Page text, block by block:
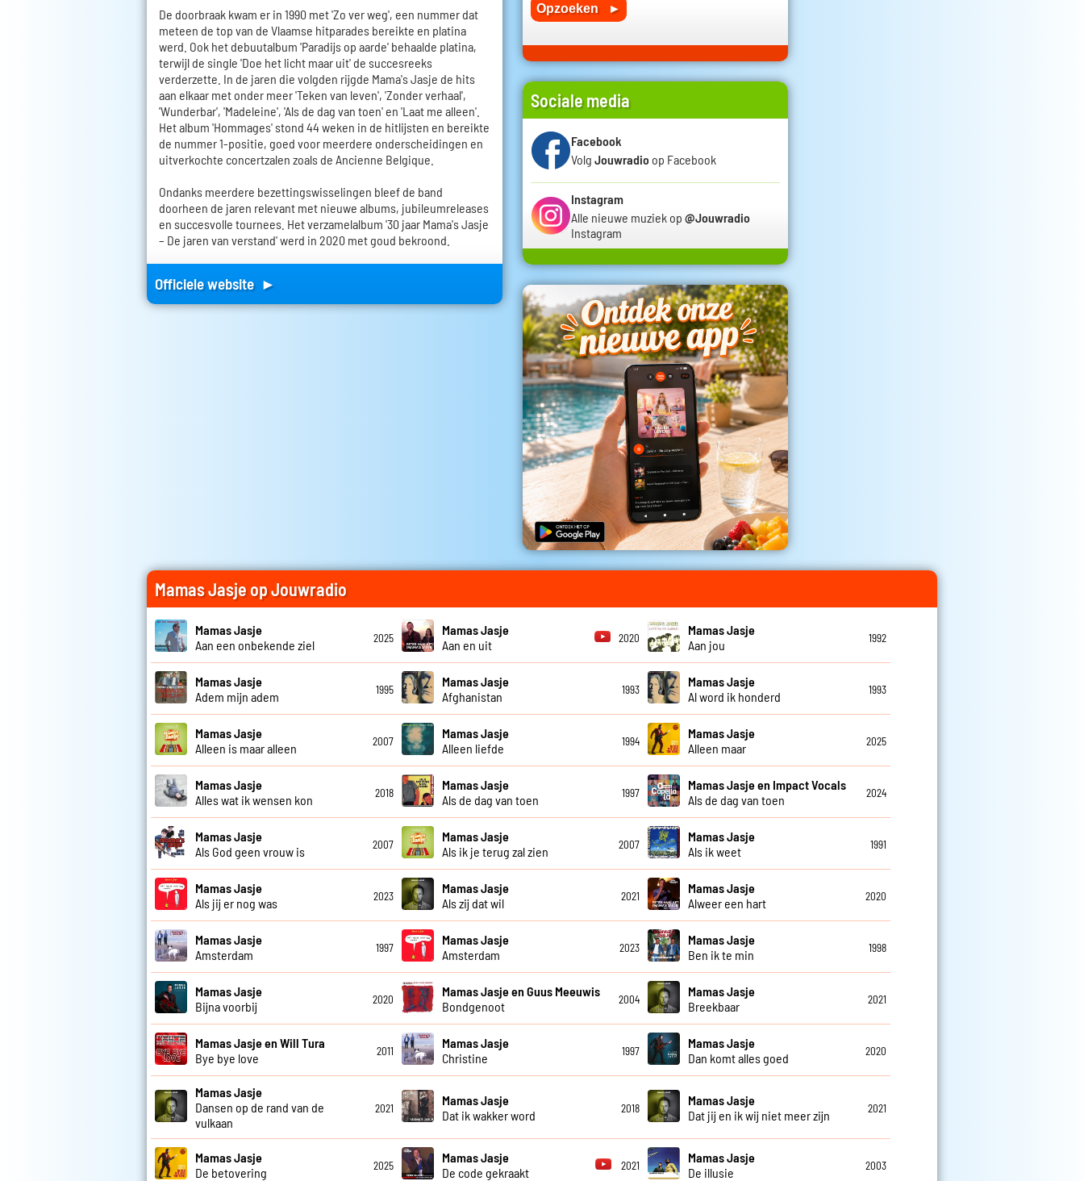
De doorbraak kwam er in 1990 met 'Zo ver weg', een nummer dat
meteen de top van de Vlaamse hitparades bereikte en platina
werd. Ook het debuutalbum 'Paradijs op aarde' behaalde platina,
terwijl de single 'Doe het licht maar uit' de succesreeks
verderzette. In de jaren die volgden rijgde Mama's Jasje de hits
aan elkaar met onder meer 'Teken van leven', 'Zonder verhaal',
'Wunderbar', 'Madeleine', 'Als de dag van toen' en 'Laat me alleen'.
Het album 'Hommages' stond 44 weken in de hitlijsten en bereikte
de nummer 1-positie, goed voor meerdere onderscheidingen en
uitverkochte concertzalen zoals de Ancienne Belgique.
Ondanks meerdere bezettingswisselingen bleef de band
doorheen de jaren relevant met nieuwe albums, jubileumreleases
en succesvolle tournees. Het verzamelalbum '30 jaar Mama's Jasje
– De jaren van verstand' werd in 2020 met goud bekroond.
Officiele website ►
Sociale media
Facebook
Volg Jouwradio op Facebook
Instagram
Alle nieuwe muziek op @Jouwradio
Instagram
Mamas Jasje op Jouwradio
Mamas Jasje
Aan een onbekende ziel
2025
Mamas Jasje
Aan en uit
2020
Mamas Jasje
Aan jou
1992
Mamas Jasje
Adem mijn adem
1995
Mamas Jasje
Afghanistan
1993
Mamas Jasje
Al word ik honderd
1993
Mamas Jasje
Alleen is maar alleen
2007
Mamas Jasje
Alleen liefde
1994
Mamas Jasje
Alleen maar
2025
Mamas Jasje
Alles wat ik wensen kon
2018
Mamas Jasje
Als de dag van toen
1997
Mamas Jasje en Impact Vocals
Als de dag van toen
2024
Mamas Jasje
Als God geen vrouw is
2007
Mamas Jasje
Als ik je terug zal zien
2007
Mamas Jasje
Als ik weet
1991
Mamas Jasje
Als jij er nog was
2023
Mamas Jasje
Als zij dat wil
2021
Mamas Jasje
Alweer een hart
2020
Mamas Jasje
Amsterdam
1997
Mamas Jasje
Amsterdam
2023
Mamas Jasje
Ben ik te min
1998
Mamas Jasje
Bijna voorbij
2020
Mamas Jasje en Guus Meeuwis
Bondgenoot
2004
Mamas Jasje
Breekbaar
2021
Mamas Jasje en Will Tura
Bye bye love
2011
Mamas Jasje
Christine
1997
Mamas Jasje
Dan komt alles goed
2020
Mamas Jasje
Dansen op de rand van de
vulkaan
2021
Mamas Jasje
Dat ik wakker word
2018
Mamas Jasje
Dat jij en ik wij niet meer zijn
2021
Mamas Jasje
De betovering
2025
Mamas Jasje
De code gekraakt
2021
Mamas Jasje
De illusie
2003